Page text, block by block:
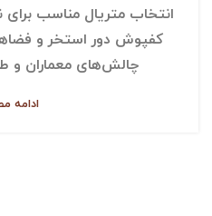
انتخاب متریال مناسب برای
کفپوش دور استخر و
چالش‌های معماران و
ادامه